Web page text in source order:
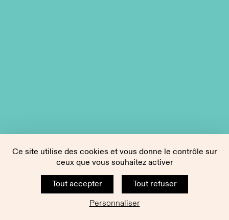
Ce site utilise des cookies et vous donne le contrôle sur
ceux que vous souhaitez activer
Tout accepter
Tout refuser
Personnaliser